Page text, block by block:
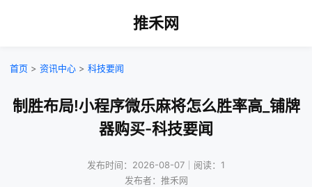
推禾网
首页 > 资讯中心 > 科技要闻
制胜布局!小程序微乐麻将怎么胜率高_铺牌
器购买-科技要闻
发布时间：2026-08-07｜阅读：1
发布者：推禾网